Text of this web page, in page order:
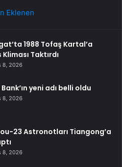
Eklenen
1988 Tofaş Kartal’a
Taktırdı
8, 2026
yeni adı belli oldu
8, 2026
23 Astronotları Tiangong’a
8, 2026